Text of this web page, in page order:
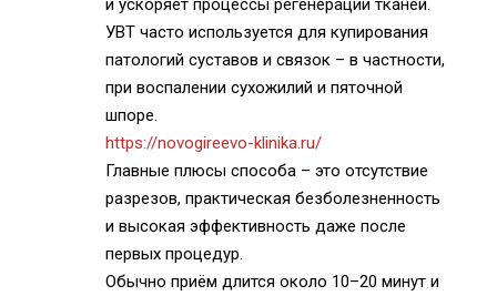
и ускоряет процессы регенерации тканей.
УВТ часто используется для купирования
патологий суставов и связок – в частности,
при воспалении сухожилий и пяточной
шпоре.
https://novogireevo-klinika.ru/
Главные плюсы способа – это отсутствие
разрезов, практическая безболезненность
и высокая эффективность даже после
первых процедур.
Обычно приём длится около 10–20 минут и